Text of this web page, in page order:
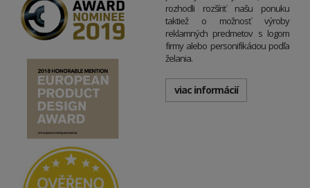
rozhodli rozšíriť našu ponuku
taktiež o možnosť výroby
reklamných predmetov s logom
firmy alebo personifikáciou podľa
želania.
viac informácií